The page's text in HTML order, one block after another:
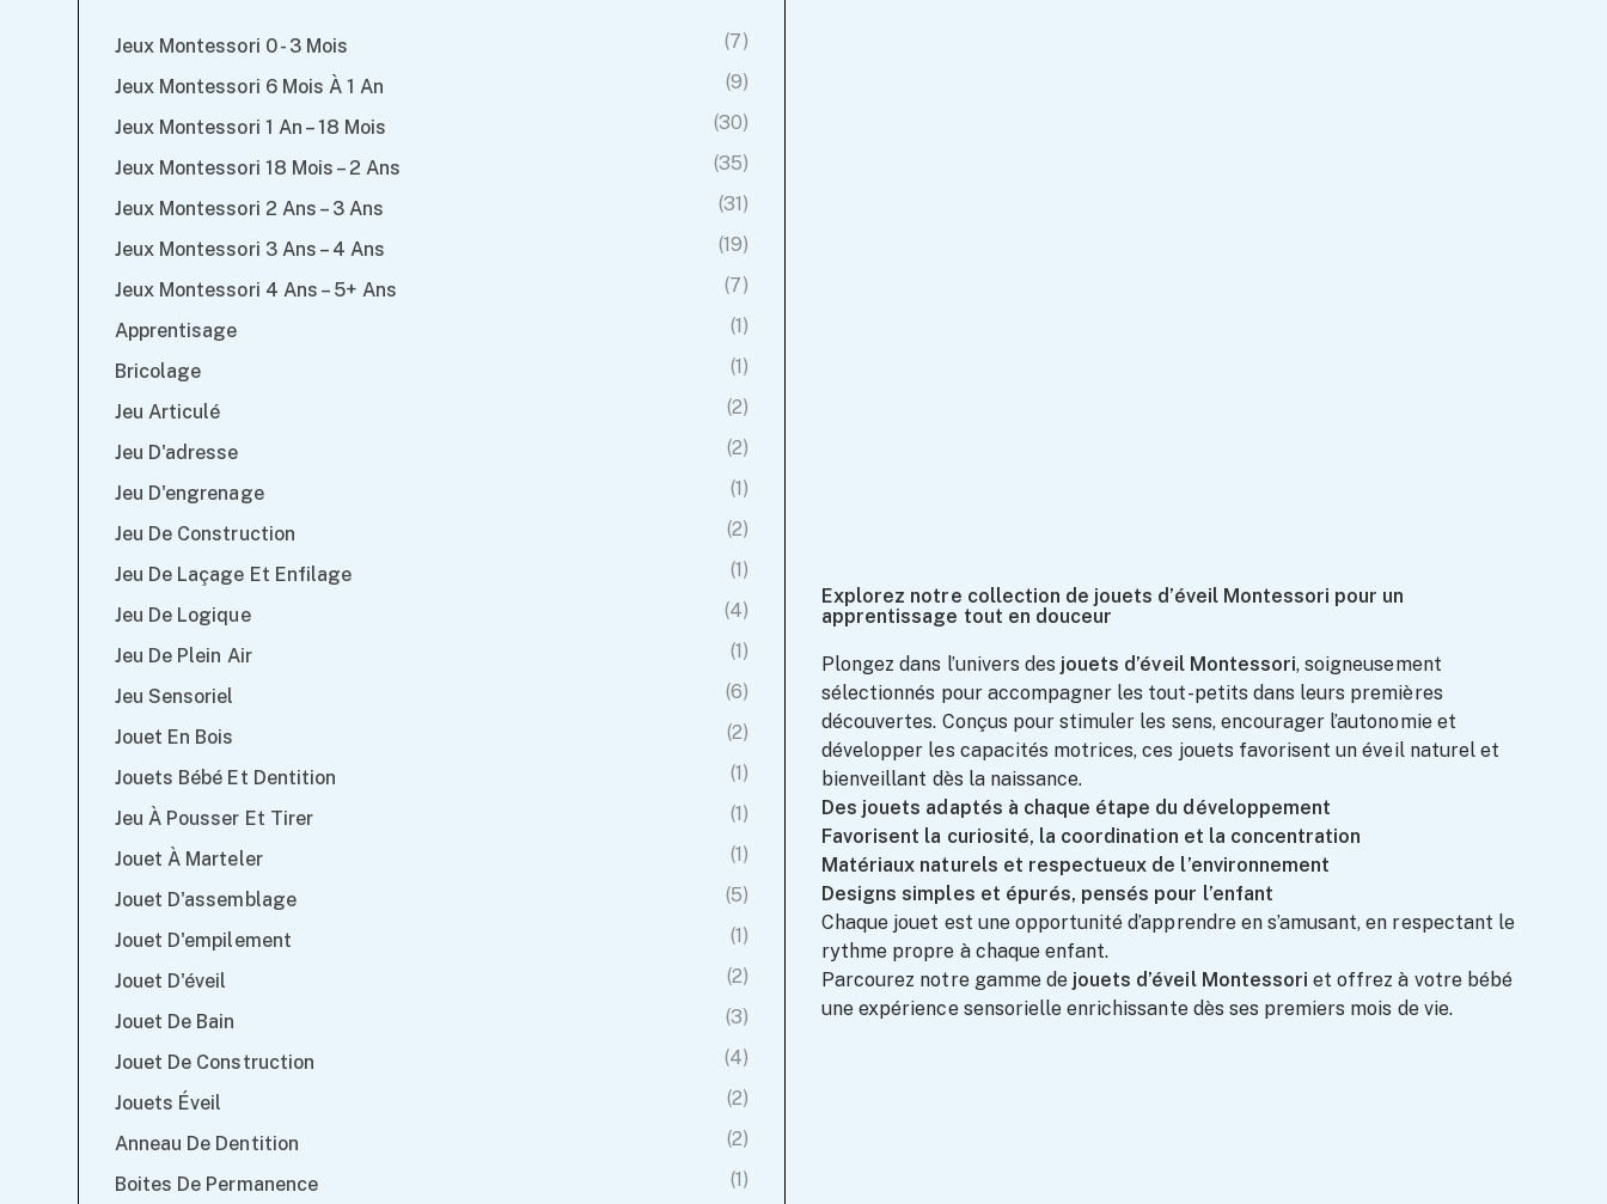
Jeux Montessori 0 - 3 Mois
(7)
Jeux Montessori 6 Mois À 1 An
(9)
Jeux Montessori 1 An – 18 Mois
(30)
Jeux Montessori 18 Mois – 2 Ans
(35)
Jeux Montessori 2 Ans – 3 Ans
(31)
Jeux Montessori 3 Ans – 4 Ans
(19)
Jeux Montessori 4 Ans – 5+ Ans
(7)
Apprentisage
(1)
Bricolage
(1)
Jeu Articulé
(2)
Jeu D'adresse
(2)
Jeu D'engrenage
(1)
Jeu De Construction
(2)
Jeu De Laçage Et Enfilage
(1)
Jeu De Logique
(4)
Jeu De Plein Air
(1)
Jeu Sensoriel
(6)
Jouet En Bois
(2)
Jouets Bébé Et Dentition
(1)
Jeu À Pousser Et Tirer
(1)
Jouet À Marteler
(1)
Jouet D'assemblage
(5)
Jouet D'empilement
(1)
Jouet D'éveil
(2)
Jouet De Bain
(3)
Jouet De Construction
(4)
Jouets Éveil
(2)
Anneau De Dentition
(2)
Boites De Permanence
(1)
Explorez notre collection de jouets d’éveil Montessori pour un
apprentissage tout en douceur
Plongez dans l’univers des jouets d’éveil Montessori, soigneusement
sélectionnés pour accompagner les tout-petits dans leurs premières
découvertes. Conçus pour stimuler les sens, encourager l’autonomie et
développer les capacités motrices, ces jouets favorisent un éveil naturel et
bienveillant dès la naissance.
Des jouets adaptés à chaque étape du développement
Favorisent la curiosité, la coordination et la concentration
Matériaux naturels et respectueux de l’environnement
Designs simples et épurés, pensés pour l’enfant
Chaque jouet est une opportunité d’apprendre en s’amusant, en respectant le
rythme propre à chaque enfant.
Parcourez notre gamme de jouets d’éveil Montessori et offrez à votre bébé
une expérience sensorielle enrichissante dès ses premiers mois de vie.